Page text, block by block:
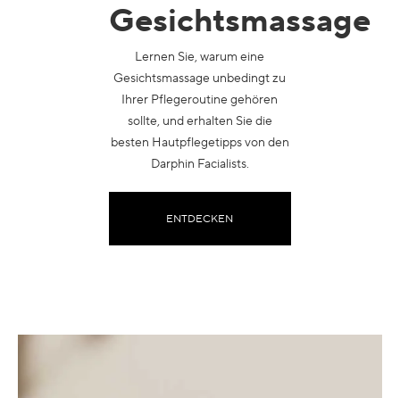
Gesichtsmassage
Lernen Sie, warum eine
Gesichtsmassage unbedingt zu
Ihrer Pflegeroutine gehören
sollte, und erhalten Sie die
besten Hautpflegetipps von den
Darphin Facialists.
ENTDECKEN